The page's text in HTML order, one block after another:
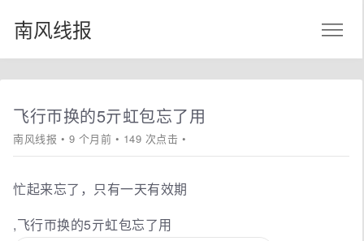
南风线报
飞行帀换的5亓虹包忘了用
南风线报 • 9 个月前 • 149 次点击 •
忙起来忘了，只有一天有效期
,飞行帀换的5亓虹包忘了用